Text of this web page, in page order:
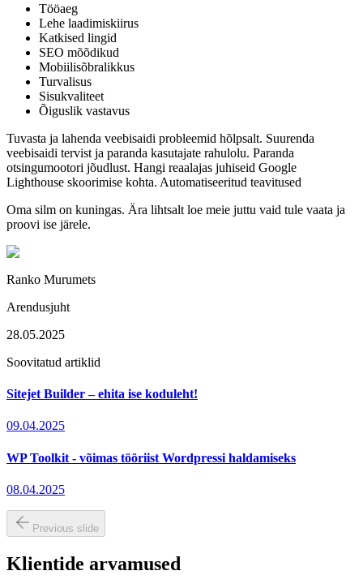
Tööaeg
Lehe laadimiskiirus
Katkised lingid
SEO mõõdikud
Mobiilisõbralikkus
Turvalisus
Sisukvaliteet
Õiguslik vastavus
Tuvasta ja lahenda veebisaidi probleemid hõlpsalt. Suurenda
veebisaidi tervist ja paranda kasutajate rahulolu. Paranda
otsingumootori jõudlust. Hangi reaalajas juhiseid Google
Lighthouse skoorimise kohta. Automatiseeritud teavitused
Oma silm on kuningas. Ära lihtsalt loe meie juttu vaid tule vaata ja
proovi ise järele.
Ranko Murumets
Arendusjuht
28.05.2025
Soovitatud artiklid
Sitejet Builder – ehita ise koduleht!
09.04.2025
WP Toolkit - võimas tööriist Wordpressi haldamiseks
08.04.2025
Previous slide
Klientide arvamused